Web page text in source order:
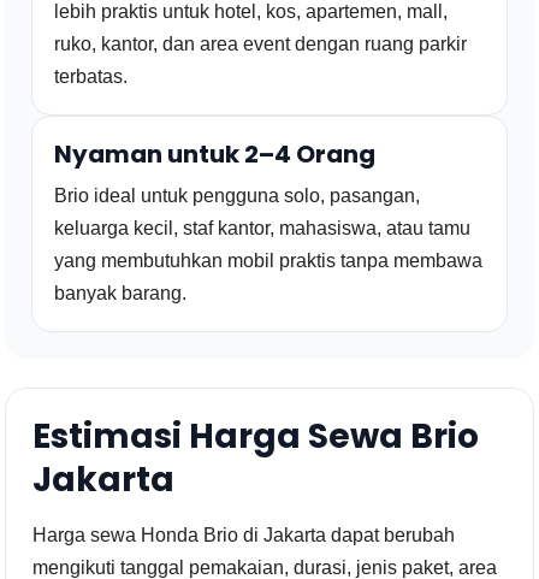
lebih praktis untuk hotel, kos, apartemen, mall,
ruko, kantor, dan area event dengan ruang parkir
terbatas.
Nyaman untuk 2–4 Orang
Brio ideal untuk pengguna solo, pasangan,
keluarga kecil, staf kantor, mahasiswa, atau tamu
yang membutuhkan mobil praktis tanpa membawa
banyak barang.
Estimasi Harga Sewa Brio
Jakarta
Harga sewa Honda Brio di Jakarta dapat berubah
mengikuti tanggal pemakaian, durasi, jenis paket, area